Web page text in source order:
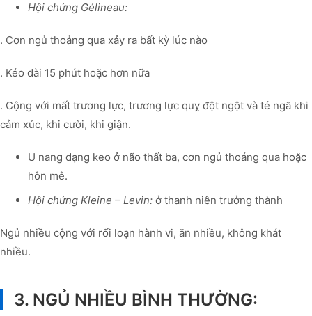
Hội chứng Gélineau:
. Cơn ngủ thoảng qua xảy ra bất kỳ lúc nào
. Kéo dài 15 phút hoặc hơn nữa
. Cộng với mất trương lực, trương lực quỵ đột ngột và té ngã khi
cảm xúc, khi cười, khi giận.
U nang dạng keo ở não thất ba, cơn ngủ thoáng qua hoặc
hôn mê.
Hội chứng Kleine – Levin: ở thanh niên trưởng thành
Ngủ nhiều cộng với rối loạn hành vi, ăn nhiều, không khát
nhiều.
3. NGỦ NHIỀU BÌNH THƯỜNG: